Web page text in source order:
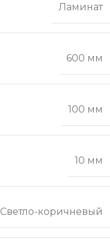
Ламинат
600 мм
100 мм
10 мм
Светло-коричневый